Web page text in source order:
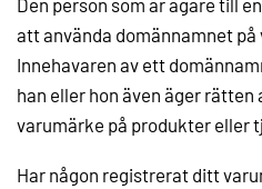
Den person som är ägare till
att använda domännamnet
Innehavaren av ett
han eller hon även äger
varumärke på produkter eller
Har någon registrerat ditt